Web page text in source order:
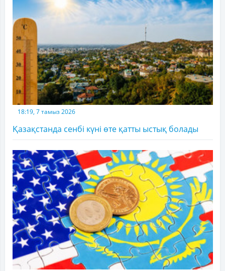
18:19, 7 тамыз 2026
Қазақстанда сенбі күні өте қатты ыстық болады